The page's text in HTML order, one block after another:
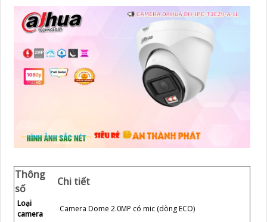
Thông
số
Chi tiết
Loại
camera
Camera Dome 2.0MP có mic (dòng ECO)